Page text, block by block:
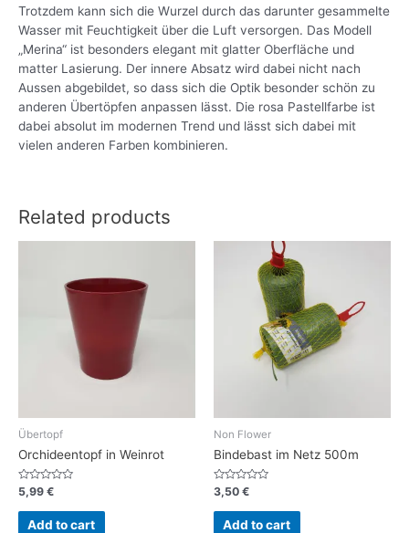
Trotzdem kann sich die Wurzel durch das darunter gesammelte
Wasser mit Feuchtigkeit über die Luft versorgen. Das Modell
„Merina“ ist besonders elegant mit glatter Oberfläche und
matter Lasierung. Der innere Absatz wird dabei nicht nach
Aussen abgebildet, so dass sich die Optik besonder schön zu
anderen Übertöpfen anpassen lässt. Die rosa Pastellfarbe ist
dabei absolut im modernen Trend und lässt sich dabei mit
vielen anderen Farben kombinieren.
Related products
Übertopf
Orchideentopf in Weinrot
Rated
0
out
5,99 €
Add to cart
Non Flower
Bindebast im Netz 500m
Rated
0
out
3,50 €
Add to cart